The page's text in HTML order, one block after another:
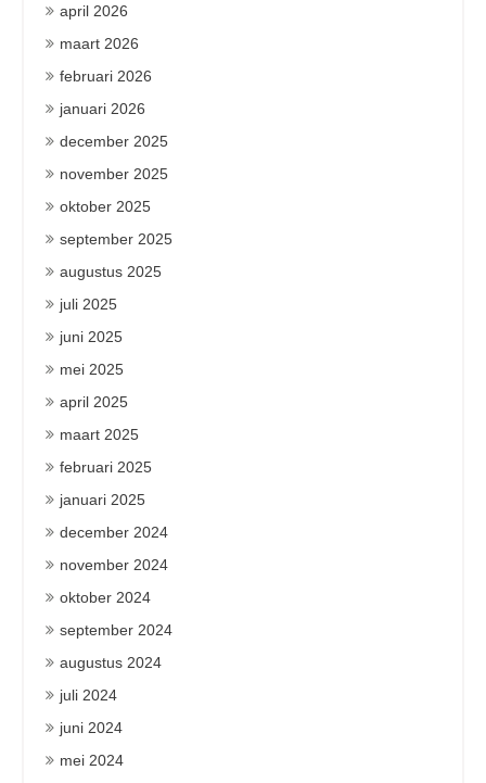
april 2026
maart 2026
februari 2026
januari 2026
december 2025
november 2025
oktober 2025
september 2025
augustus 2025
juli 2025
juni 2025
mei 2025
april 2025
maart 2025
februari 2025
januari 2025
december 2024
november 2024
oktober 2024
september 2024
augustus 2024
juli 2024
juni 2024
mei 2024